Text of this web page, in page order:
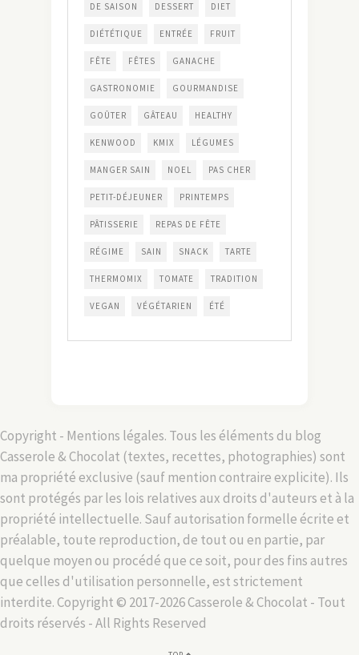
DE SAISON DESSERT DIET
DIÉTÉTIQUE ENTRÉE FRUIT
FÊTE FÊTES GANACHE
GASTRONOMIE GOURMANDISE
GOÛTER GÂTEAU HEALTHY
KENWOOD KMIX LÉGUMES
MANGER SAIN NOEL PAS CHER
PETIT-DÉJEUNER PRINTEMPS
PÂTISSERIE REPAS DE FÊTE
RÉGIME SAIN SNACK TARTE
THERMOMIX TOMATE TRADITION
VEGAN VÉGÉTARIEN ÉTÉ
Copyright - Mentions légales. Tous les éléments du blog
Casserole & Chocolat (textes, recettes, photographies) sont
ma propriété exclusive (sauf mention contraire explicite). Ils
sont protégés par les lois relatives aux droits d'auteurs et à la
propriété intellectuelle. Sauf autorisation formelle écrite et
préalable, toute reproduction, de tout ou en partie, par
quelque moyen ou procédé que ce soit, pour des fins autres
que celles d'utilisation personnelle, est strictement
interdite. Copyright © 2017-2026 Casserole & Chocolat - Tout
droits réservés - All Rights Reserved